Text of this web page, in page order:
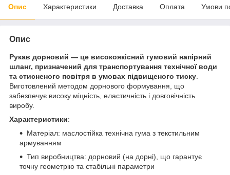
Опис Характеристики Доставка Оплата Умови
Опис
Рукав дорновий — це високоякісний гумовий напірний
шланг, призначений для транспортування технічної води
та стисненого повітря в умовах підвищеного тиску
Виготовлений методом дорнового формування, що
забезпечує високу міцність, еластичність і довговічність
виробу.
Характеристики:
Матеріал: маслостійка технічна гума з текстильним
армуванням
Тип виробництва: дорновий (на дорні), що гарантує
точну геометрію та стабільні параметри